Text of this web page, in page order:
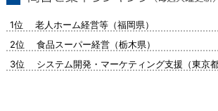
1位 老人ホーム経営等（福岡県）
2位 食品スーパー経営（栃木県）
3位 システム開発・マーケティング支援（東京都